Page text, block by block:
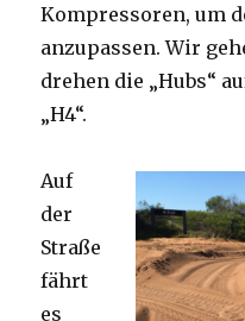
Kompressoren, um
anzupassen. Wir
drehen die „Hubs“
„H4“.
Auf
der
Straße
fährt
es